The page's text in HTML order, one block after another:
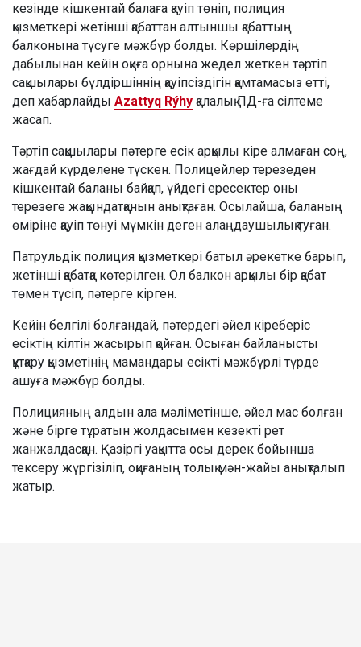
кезінде кішкентай балаға қауіп төніп, полиция
қызметкері жетінші қабаттан алтыншы қабаттың
балконына түсуге мәжбүр болды. Көршілердің
дабылынан кейін оқиға орнына жедел жеткен тәртіп
сақшылары бүлдіршіннің қауіпсіздігін қамтамасыз етті,
деп хабарлайды Azattyq Rýhy қалалық ПД-ға сілтеме
жасап.
Тәртіп сақшылары пәтерге есік арқылы кіре алмаған соң,
жағдай күрделене түскен. Полицейлер терезеден
кішкентай баланы байқап, үйдегі ересектер оны
терезеге жақындатқанын анықтаған. Осылайша, баланың
өміріне қауіп төнуі мүмкін деген алаңдаушылық туған.
Патрульдік полиция қызметкері батыл әрекетке барып,
жетінші қабатқа көтерілген. Ол балкон арқылы бір қабат
төмен түсіп, пәтерге кірген.
Кейін белгілі болғандай, пәтердегі әйел кіреберіс
есіктің кілтін жасырып қойған. Осыған байланысты
құтқару қызметінің мамандары есікті мәжбүрлі түрде
ашуға мәжбүр болды.
Полицияның алдын ала мәліметінше, әйел мас болған
және бірге тұратын жолдасымен кезекті рет
жанжалдасқан. Қазіргі уақытта осы дерек бойынша
тексеру жүргізіліп, оқиғаның толық мән-жайы анықталып
жатыр.